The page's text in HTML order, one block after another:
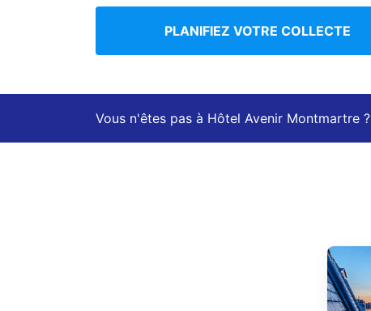
PLANIFIEZ VOTRE COLLECTE
Vous n'êtes pas à Hôtel Avenir Montmartre ?